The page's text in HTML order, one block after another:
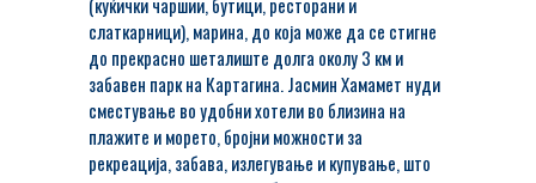
слаткарници), марина, до која може да се стигне
до прекрасно шеталиште долга околу 3 км и
забавен парк на Картагина. Јасмин Хамамет нуди
сместување во удобни хотели во близина на
плажите и морето, бројни можности за
рекреација, забава, излегување и купување, што